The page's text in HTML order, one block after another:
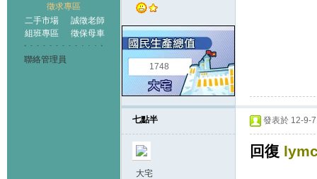
徵求專區
二手市場
誠徵老師
組班專區
徵保母車
聯絡管理員
1748
七點半
大宅
發表於 12-9-
回復